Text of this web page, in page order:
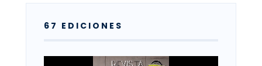
67 EDICIONES